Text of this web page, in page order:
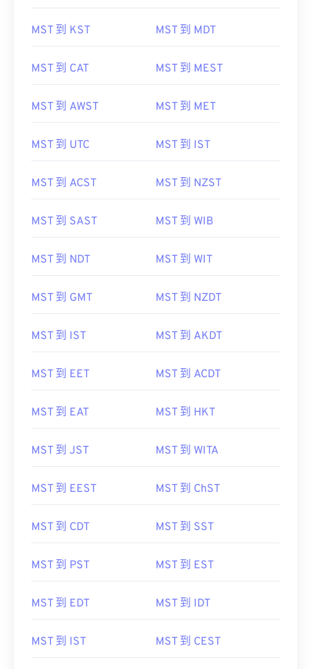
MST 到 KST MST 到 MDT
MST 到 CAT MST 到 MEST
MST 到 AWST MST 到 MET
MST 到 UTC MST 到 IST
MST 到 ACST MST 到 NZST
MST 到 SAST MST 到 WIB
MST 到 NDT MST 到 WIT
MST 到 GMT MST 到 NZDT
MST 到 IST MST 到 AKDT
MST 到 EET MST 到 ACDT
MST 到 EAT MST 到 HKT
MST 到 JST MST 到 WITA
MST 到 EEST MST 到 ChST
MST 到 CDT MST 到 SST
MST 到 PST MST 到 EST
MST 到 EDT MST 到 IDT
MST 到 IST MST 到 CEST